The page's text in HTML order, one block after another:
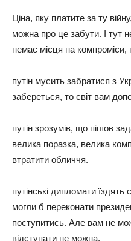
Ціна, яку платите за ту
можна про це забути. І тут
немає місця на компроміси,
путін мусить забратися з
забереться, то світ вам
путін зрозумів, що пішов
велика поразка, велика
втратити обличчя.
путінські дипломати їздять
могли б переконати
поступитись. Але вам не
відступати не можна.